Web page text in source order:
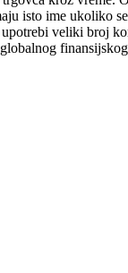
isto ime ukoliko
veliki broj